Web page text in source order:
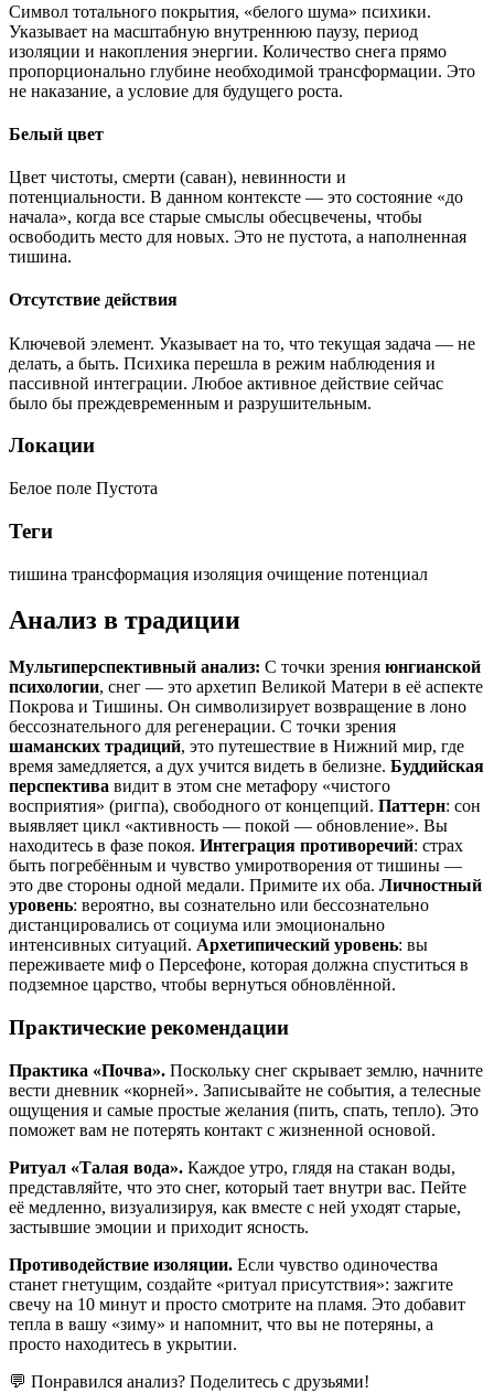
Символ тотального покрытия, «белого шума» психики.
Указывает на масштабную внутреннюю паузу, период
изоляции и накопления энергии. Количество снега прямо
пропорционально глубине необходимой трансформации. Это
не наказание, а условие для будущего роста.
Белый цвет
Цвет чистоты, смерти (саван), невинности и
потенциальности. В данном контексте — это состояние «до
начала», когда все старые смыслы обесцвечены, чтобы
освободить место для новых. Это не пустота, а наполненная
тишина.
Отсутствие действия
Ключевой элемент. Указывает на то, что текущая задача — не
делать, а быть. Психика перешла в режим наблюдения и
пассивной интеграции. Любое активное действие сейчас
было бы преждевременным и разрушительным.
Локации
Белое поле Пустота
Теги
тишина трансформация изоляция очищение потенциал
Анализ в традиции
Мультиперспективный анализ: С точки зрения юнгианской
психологии, снег — это архетип Великой Матери в её аспекте
Покрова и Тишины. Он символизирует возвращение в лоно
бессознательного для регенерации. С точки зрения
шаманских традиций, это путешествие в Нижний мир, где
время замедляется, а дух учится видеть в белизне. Буддийская
перспектива видит в этом сне метафору «чистого
восприятия» (ригпа), свободного от концепций. Паттерн: сон
выявляет цикл «активность — покой — обновление». Вы
находитесь в фазе покоя. Интеграция противоречий: страх
быть погребённым и чувство умиротворения от тишины —
это две стороны одной медали. Примите их оба. Личностный
уровень: вероятно, вы сознательно или бессознательно
дистанцировались от социума или эмоционально
интенсивных ситуаций. Архетипический уровень: вы
переживаете миф о Персефоне, которая должна спуститься в
подземное царство, чтобы вернуться обновлённой.
Практические рекомендации
Практика «Почва». Поскольку снег скрывает землю, начните
вести дневник «корней». Записывайте не события, а телесные
ощущения и самые простые желания (пить, спать, тепло). Это
поможет вам не потерять контакт с жизненной основой.
Ритуал «Талая вода». Каждое утро, глядя на стакан воды,
представляйте, что это снег, который тает внутри вас. Пейте
её медленно, визуализируя, как вместе с ней уходят старые,
застывшие эмоции и приходит ясность.
Противодействие изоляции. Если чувство одиночества
станет гнетущим, создайте «ритуал присутствия»: зажгите
свечу на 10 минут и просто смотрите на пламя. Это добавит
тепла в вашу «зиму» и напомнит, что вы не потеряны, а
просто находитесь в укрытии.
💬 Понравился анализ? Поделитесь с друзьями!